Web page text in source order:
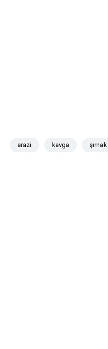
arazi kavga şırnak